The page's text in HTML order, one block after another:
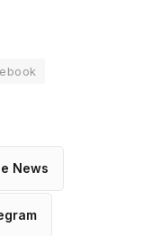
News